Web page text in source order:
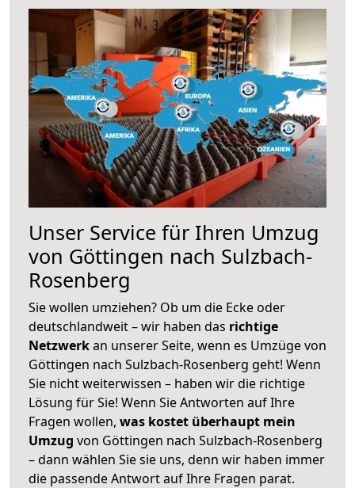
Unser Service für Ihren Umzug
von Göttingen nach Sulzbach-
Rosenberg
Sie wollen umziehen? Ob um die Ecke oder
deutschlandweit – wir haben das richtige
Netzwerkan unserer Seite, wenn es Umzüge von
Göttingen nach Sulzbach-Rosenberg geht! Wenn
Sie nicht weiterwissen – haben wir die richtige
Lösung für Sie! Wenn Sie Antworten auf Ihre
Fragen wollen, was kostet überhaupt mein
Umzug von Göttingen nach Sulzbach-Rosenberg
– dann wählen Sie sie uns, denn wir haben immer
die passende Antwort auf Ihre Fragen parat.